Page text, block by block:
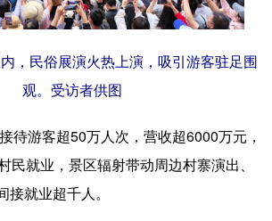
，民俗展演火热上演，吸引游客驻足围
观。受访者供图
游客超50万人次，营收超6000万元，
民就业，景区辐射带动周边村寨演出、
就业超千人。